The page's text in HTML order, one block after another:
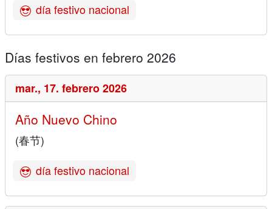
día festivo nacional
Días festivos en febrero 2026
mar., 17. febrero 2026
Año Nuevo Chino
(春节)
día festivo nacional